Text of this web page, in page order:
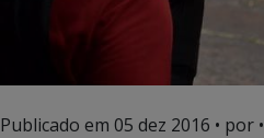
Publicado em 05 dez 2016 • por •